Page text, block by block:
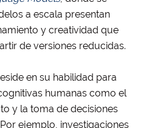
a escala presentan
y creatividad que
de versiones reducidas.
en su habilidad para
humanas como el
y la toma de decisiones
ejemplo, investigaciones